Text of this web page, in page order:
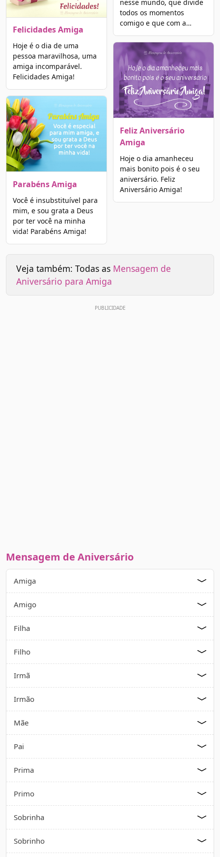
Felicidades Amiga
Hoje é o dia de uma
pessoa maravilhosa, uma
amiga incomparável.
Felicidades Amiga!
Parabéns Amiga
Você é insubstituível para
mim, e sou grata a Deus
por ter você na minha
vida! Parabéns Amiga!
nesse mundo, que divide
todos os momentos
comigo e que com a…
Feliz Aniversário
Amiga
Hoje o dia amanheceu
mais bonito pois é o seu
aniversário. Feliz
Aniversário Amiga!
Veja também: Todas as Mensagem de
Aniversário para Amiga
Mensagem de Aniversário
Amiga
Amigo
Filha
Filho
Irmã
Irmão
Mãe
Pai
Prima
Primo
Sobrinha
Sobrinho